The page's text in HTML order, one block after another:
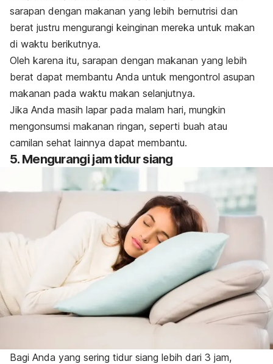
sarapan dengan makanan yang lebih bernutrisi dan
berat justru mengurangi keinginan mereka untuk makan
di waktu berikutnya.
Oleh karena itu, sarapan dengan makanan yang lebih
berat dapat membantu Anda untuk mengontrol asupan
makanan pada waktu makan selanjutnya.
Jika Anda masih lapar pada malam hari, mungkin
mengonsumsi makanan ringan, seperti buah atau
camilan sehat lainnya dapat membantu.
5. Mengurangi jam tidur siang
Bagi Anda yang sering tidur siang lebih dari 3 jam,